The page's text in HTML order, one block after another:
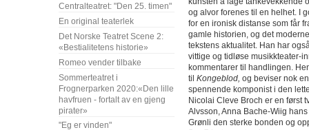
Centralteatret: "Den 25. timen"
En original teaterlek
Det Norske Teatret Scene 2:
«Bestialitetens historie»
Romeo vender tilbake
Sommerteatret i
Frognerparken 2020:«Den lille
havfruen - fortalt av en gjeng
pirater»
"Eg er vinden"
og alvor forenes til en helhet. I
for en ironisk distanse som får
gamle historien, og det
tekstens aktualitet. Han har
vittige og tidløse musikkteater-
kommentarer til handlingen.
til Kongeblod, og beviser nok
spennende komponist i den
Nicolai Cleve Broch er en først
Alvsson, Anna Bache-Wiig
Grønli den sterke bonden og